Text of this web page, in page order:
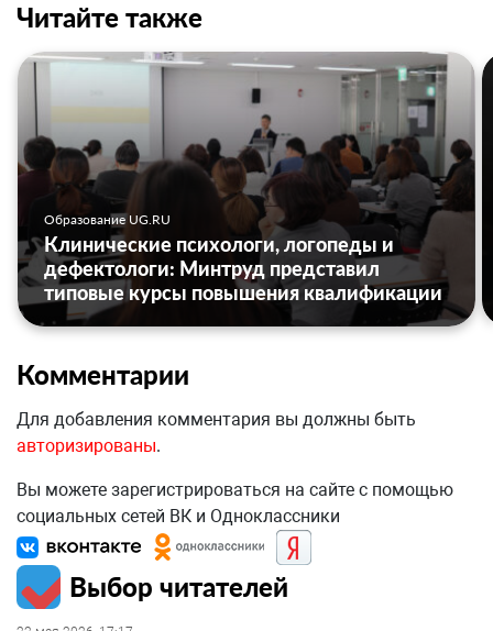
Читайте также
Образование UG.RU
Клинические психологи, логопеды и
дефектологи: Минтруд представил
типовые курсы повышения квалификации
Комментарии
Для добавления комментария вы должны быть
авторизированы.
Вы можете зарегистрироваться на сайте с помощью
социальных сетей ВК и Одноклассники
Выбор читателей